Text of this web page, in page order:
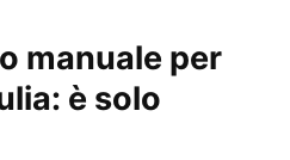
manuale per
è solo